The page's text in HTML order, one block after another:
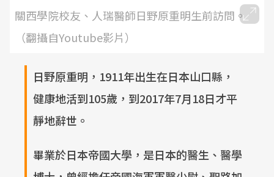
關西學院校友、人瑞醫師日野原重明生前訪問。
（翻攝自Youtube影片）
日野原重明，1911年出生在日本山口縣，
健康地活到105歲，到2017年7月18日才平
靜地辭世。
畢業於日本帝國大學，是日本的醫生、醫學